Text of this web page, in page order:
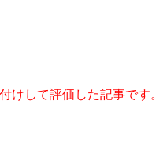
けして評価した記事です